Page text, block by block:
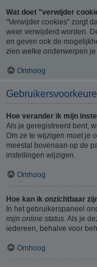
Wat doet "verwijder
"Verwijder cookies" zorgt
weer verwijderd worden.
en geven ook de
zien welke onderwerpen je
Omhoog
Hoe verander ik mijn
Als je geregistreerd bent,
Om ze te wijzigen moet je
meestal bovenaan op de
instellingen wijzigen.
Omhoog
Hoe kan ik onzichtbaar
In het gebruikerspaneel
mijn online status . Als je
iedereen, behalve voor
Omhoog